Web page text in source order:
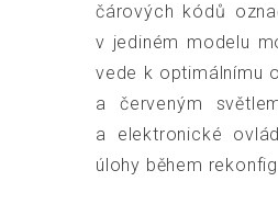
čárových kódů
v jediném modelu
vede k optimálnímu
a červeným
a elektronické
úlohy během